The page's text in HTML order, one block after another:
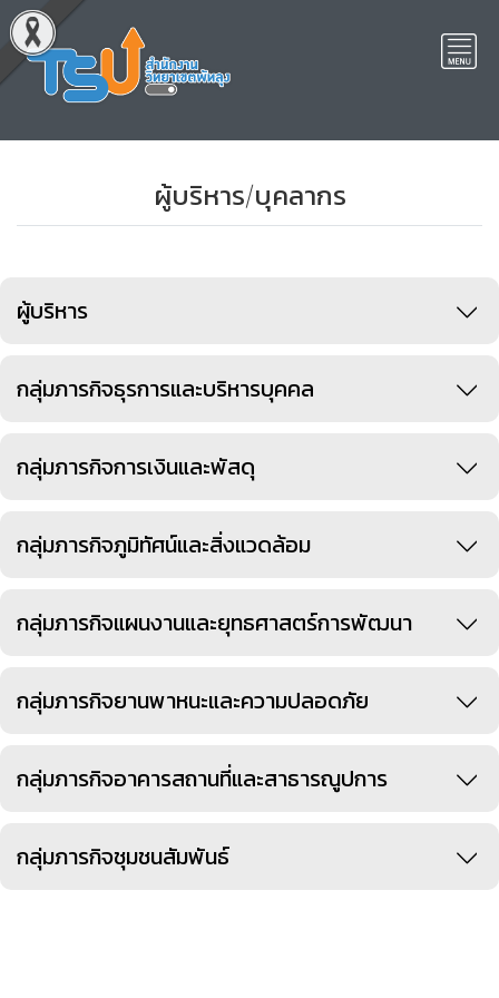
ผู้บริหาร/บุคลากร
ผู้บริหาร
กลุ่มภารกิจธุรการและบริหารบุคคล
กลุ่มภารกิจการเงินและพัสดุ
กลุ่มภารกิจภูมิทัศน์และสิ่งแวดล้อม
กลุ่มภารกิจแผนงานและยุทธศาสตร์การพัฒนา
กลุ่มภารกิจยานพาหนะและความปลอดภัย
กลุ่มภารกิจอาคารสถานที่และสาธารณูปการ
กลุ่มภารกิจชุมชนสัมพันธ์